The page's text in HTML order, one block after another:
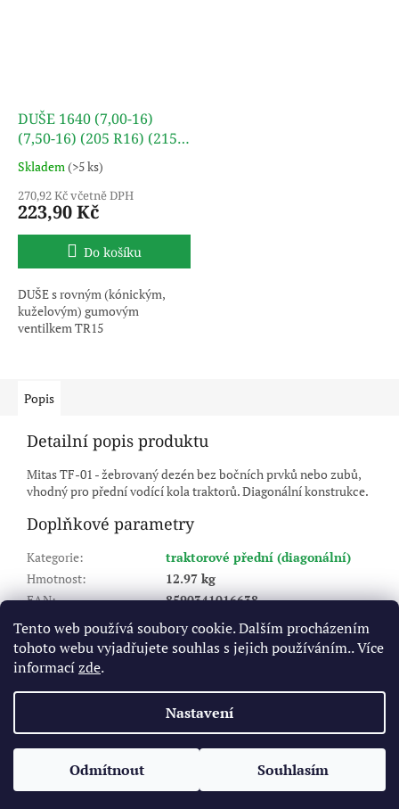
Tento web používá soubory cookie. Dalším procházením
tohoto webu vyjadřujete souhlas s jejich používáním.. Více
informacízde.
Nastavení
Odmítnout Souhlasím
DUŠE 1640 (7,00-16)
(7,50-16) (205 R16) (215
R16) TR15
Skladem (>5 ks)
270,92 Kč včetně DPH
223,90 Kč
Do košíku
DUŠE s rovným (kónickým,
kuželovým) gumovým
ventilkem TR15
Popis
Detailní popis produktu
Mitas TF-01 - žebrovaný dezén bez bočních prvků nebo zubů,
vhodný pro přední vodící kola traktorů. Diagonální konstrukce.
Doplňkové parametry
Kategorie:
traktorové přední (diagonální)
Hmotnost:
12.97 kg
EAN:
8590341016638
šířka
profil :
0
ráfek:
Vytvořil Shoptet